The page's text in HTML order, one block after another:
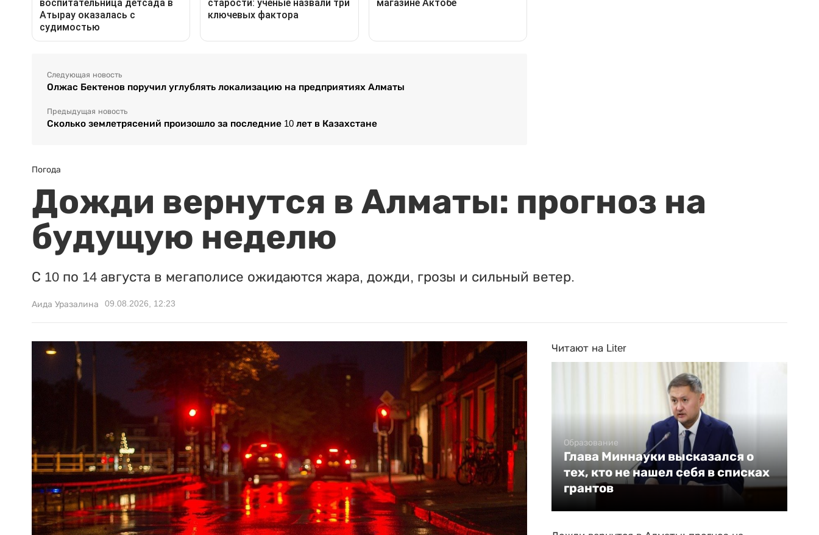
Следующая новость
Олжас Бектенов поручил углублять локализацию на предприятиях Алматы
Предыдущая новость
Сколько землетрясений произошло за последние 10 лет в Казахстане
Погода
Дожди вернутся в Алматы: прогноз на
будущую неделю
С 10 по 14 августа в мегаполисе ожидаются жара, дожди, грозы и сильный ветер.
Аида Уразалина 09.08.2026, 12:23
Читают на Liter
Образование
Глава Миннауки высказался о
тех, кто не нашел себя в списках
грантов